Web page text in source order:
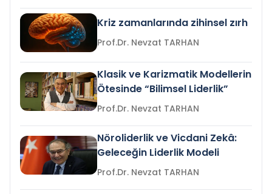
Kriz zamanlarında zihinsel zırh
Prof.Dr. Nevzat TARHAN
Klasik ve Karizmatik Modellerin
Ötesinde “Bilimsel Liderlik”
Prof.Dr. Nevzat TARHAN
Nöroliderlik ve Vicdani Zekâ:
Geleceğin Liderlik Modeli
Prof.Dr. Nevzat TARHAN